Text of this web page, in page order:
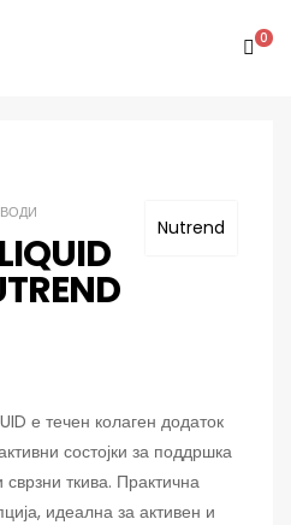
0
Nutrend
е течен колаген додаток
состојки за поддршка
ткива. Практична
идеална за активен и